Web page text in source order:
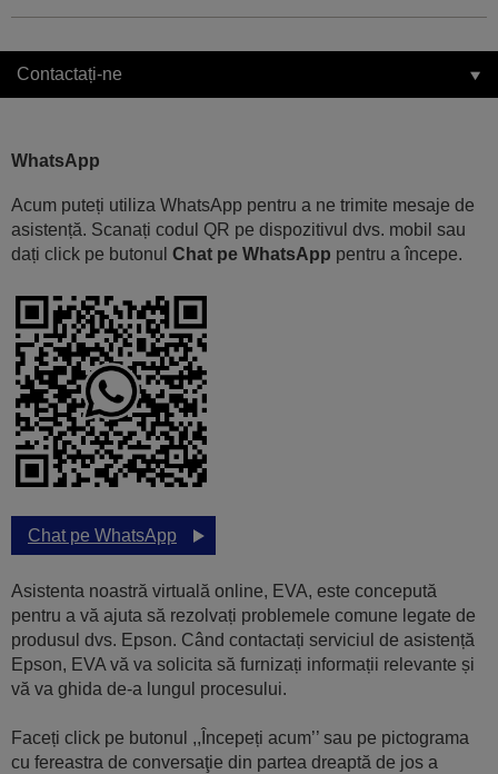
Contactați-ne
WhatsApp
Acum puteți utiliza WhatsApp pentru a ne trimite mesaje de
asistență. Scanați codul QR pe dispozitivul dvs. mobil sau
dați click pe butonul Chat pe WhatsApp pentru a începe.
Chat pe WhatsApp
Asistenta noastră virtuală online, EVA, este concepută
pentru a vă ajuta să rezolvați problemele comune legate de
produsul dvs. Epson. Când contactați serviciul de asistență
Epson, EVA vă va solicita să furnizați informații relevante și
vă va ghida de-a lungul procesului.
Faceți click pe butonul ,,Începeți acum’’ sau pe pictograma
cu fereastra de conversaţie din partea dreaptă de jos a